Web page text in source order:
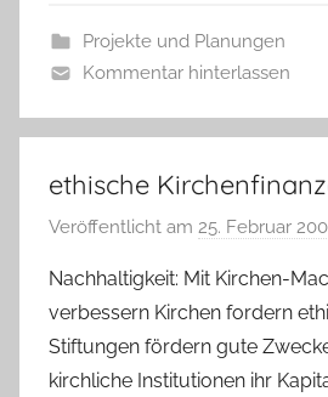
Projekte und Planungen
Kommentar hinterlassen
ethische
Veröffentlicht am 25. Februar
Nachhaltigkeit: Mit Kirchen-
verbessern Kirchen fordern
Stiftungen fördern gute
kirchliche Institutionen ihr